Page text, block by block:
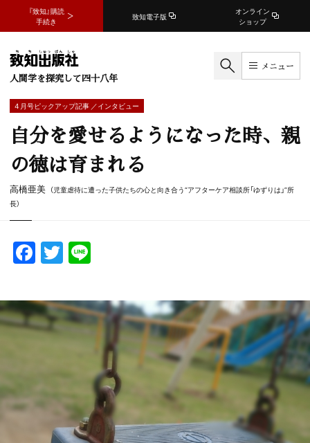
『致知』購読
手続き
致知電子版
オンライン
ショップ
人間学を探究して四十八年
メニュー
4 月号ピックアップ記事 ／インタビュー
自分を愛せるようになった時、親
の徳は育まれる
高橋亜美 （児童虐待に遭った子供たちの心と向き合う“アフターケア相談所「ゆずりは」”所
長）
F
a
c
e
b
o
k
T
w
itt
er
e